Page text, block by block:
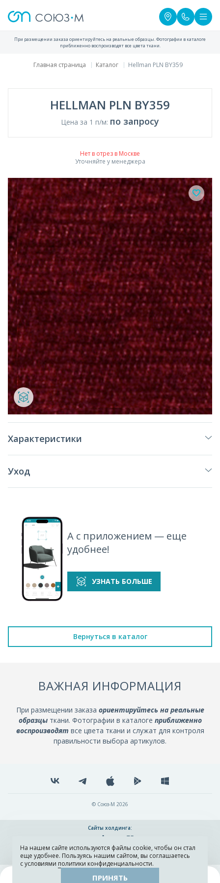
При размещении заказа ориентируйтесь на реальные образцы. Фотографии в каталоге
приближенно воспроизводят все цвета ткани.
Главная страница Каталог Hellman PLN BY359
HELLMAN PLN BY359
Цена за 1 п/м: по запросу
Нет в отрез в Москве
Уточняйте у менеджера
Характеристики
Уход
А с приложением — еще
удобнее!
УЗНАТЬ БОЛЬШЕ
Вернуться в каталог
ВАЖНАЯ ИНФОРМАЦИЯ
При размещении заказа ориентируйтесь на реальные
образцыткани. Фотографии в каталоге приближенно
воспроизводят все цвета ткани и служат для контроля
правильности выбора артикулов.
© Союз-М 2026
Сайты холдинга:
Разработка и поддержка сайта ADN
На нашем сайте используются файлы cookie, чтобы он стал
еще удобнее. Пользуясь нашим сайтом, вы соглашаетесь
с условиями политики конфиденциальности.
ПРИНЯТЬ